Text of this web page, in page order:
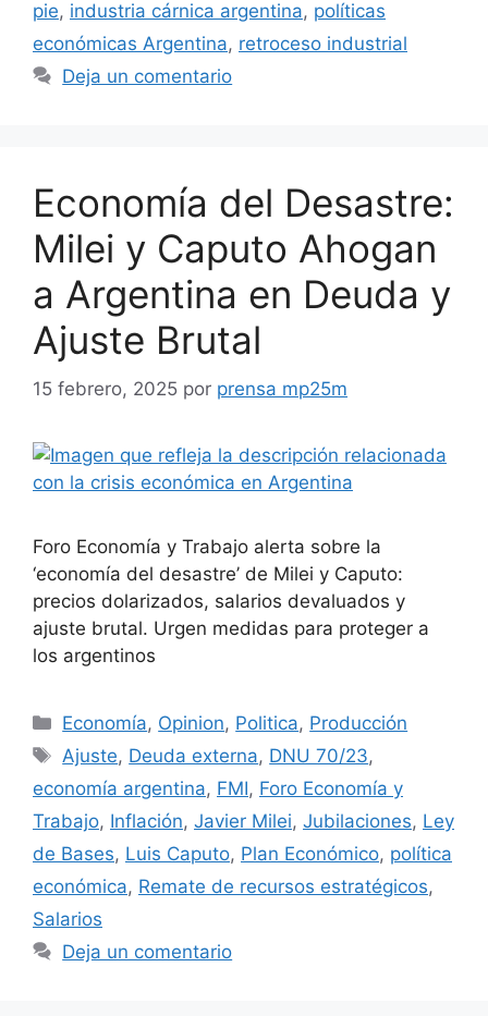
pie, industria cárnica argentina, políticas
económicas Argentina, retroceso industrial
Deja un comentario
Economía del Desastre:
Milei y Caputo Ahogan
a Argentina en Deuda y
Ajuste Brutal
15 febrero, 2025 por prensa mp25m
Foro Economía y Trabajo alerta sobre la
‘economía del desastre’ de Milei y Caputo:
precios dolarizados, salarios devaluados y
ajuste brutal. Urgen medidas para proteger a
los argentinos
Economía, Opinion, Politica, Producción
Ajuste, Deuda externa, DNU 70/23,
economía argentina, FMI, Foro Economía y
Trabajo, Inflación, Javier Milei, Jubilaciones, Ley
de Bases, Luis Caputo, Plan Económico, política
económica, Remate de recursos estratégicos,
Salarios
Deja un comentario